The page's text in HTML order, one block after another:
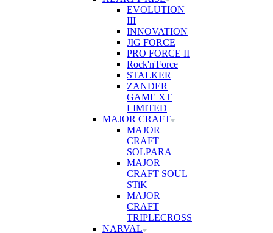
EVOLUTION
III
INNOVATION
JIG FORCE
PRO FORCE II
Rock'n'Force
STALKER
ZANDER
GAME XT
LIMITED
MAJOR CRAFT
MAJOR
CRAFT
SOLPARA
MAJOR
CRAFT SOUL
STiK
MAJOR
CRAFT
TRIPLECROSS
NARVAL